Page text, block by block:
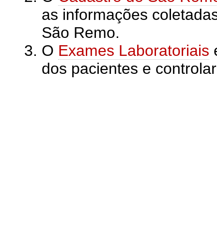
as informações
São Remo.
O Exames Laboratoriais
dos pacientes e